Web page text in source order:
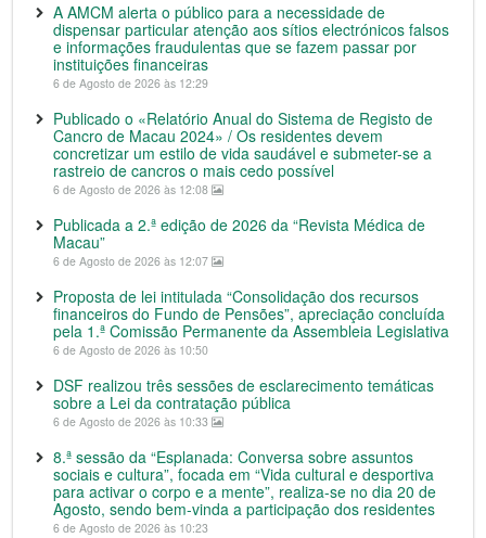
A AMCM alerta o público para a necessidade de
dispensar particular atenção aos sítios electrónicos falsos
e informações fraudulentas que se fazem passar por
instituições financeiras
6 de Agosto de 2026 às 12:29
Publicado o «Relatório Anual do Sistema de Registo de
Cancro de Macau 2024» / Os residentes devem
concretizar um estilo de vida saudável e submeter-se a
rastreio de cancros o mais cedo possível
6 de Agosto de 2026 às 12:08
Publicada a 2.ª edição de 2026 da “Revista Médica de
Macau”
6 de Agosto de 2026 às 12:07
Proposta de lei intitulada “Consolidação dos recursos
financeiros do Fundo de Pensões”, apreciação concluída
pela 1.ª Comissão Permanente da Assembleia Legislativa
6 de Agosto de 2026 às 10:50
DSF realizou três sessões de esclarecimento temáticas
sobre a Lei da contratação pública
6 de Agosto de 2026 às 10:33
8.ª sessão da “Esplanada: Conversa sobre assuntos
sociais e cultura”, focada em “Vida cultural e desportiva
para activar o corpo e a mente”, realiza-se no dia 20 de
Agosto, sendo bem-vinda a participação dos residentes
6 de Agosto de 2026 às 10:23